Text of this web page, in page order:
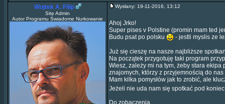
Wojtek A. Filip
Site Admin
Autor Programu Świadome Nurkowanie
Wysłany: 19-11-2016, 13:12
Ahoj Jrko!
Super pises v Polstine (promin mam ted
Budu psat po polsku
- jestli myslis ze
Już się cieszę na nasze najbliższe
Na początek przygotuję taki program
Wiesz, zależy mi na tym, żeby stara ekipa
znajomych, którzy z przyjemnością do nas
Mam kilka pomysłów jak to zrobić, ale
Jeżeli nie uda nam się spotkać pod
Do zobaczenia,